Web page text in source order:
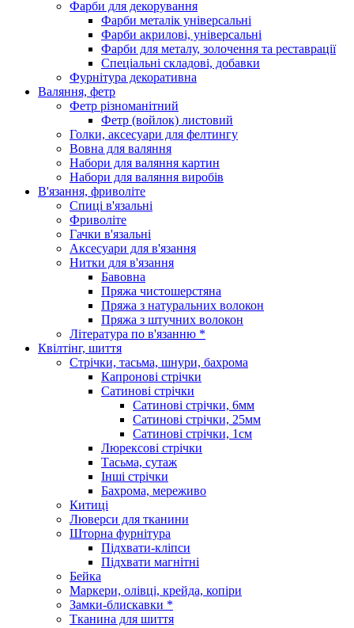
Фарби для декорування
Фарби металік універсальні
Фарби акрилові, універсальні
Фарби для металу, золочення та реставрації
Спеціальні складові, добавки
Фурнітура декоративна
Валяння, фетр
Фетр різноманітний
Фетр (войлок) листовий
Голки, аксесуари для фелтингу
Вовна для валяння
Набори для валяння картин
Набори для валяння виробів
В'язання, фриволіте
Спиці в'язальні
Фриволіте
Гачки в'язальні
Аксесуари для в'язання
Нитки для в'язання
Бавовна
Пряжа чистошерстяна
Пряжа з натуральних волокон
Пряжа з штучних волокон
Література по в'язанню *
Квілтінг, шиття
Стрічки, тасьма, шнури, бахрома
Капронові стрічки
Сатинові стрічки
Сатинові стрічки, 6мм
Сатинові стрічки, 25мм
Сатинові стрічки, 1см
Люрексові стрічки
Тасьма, сутаж
Інші стрічки
Бахрома, мереживо
Китиці
Люверси для тканини
Шторна фурнітура
Підхвати-кліпси
Підхвати магнітні
Бейка
Маркери, олівці, крейда, копіри
Замки-блискавки *
Тканина для шиття